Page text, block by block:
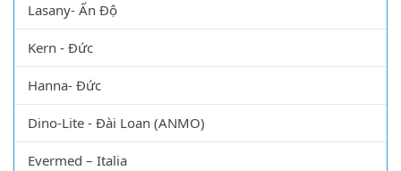
Lasany- Ấn Độ
Kern - Đức
Hanna- Đức
Dino-Lite - Đài Loan (ANMO)
Evermed – Italia